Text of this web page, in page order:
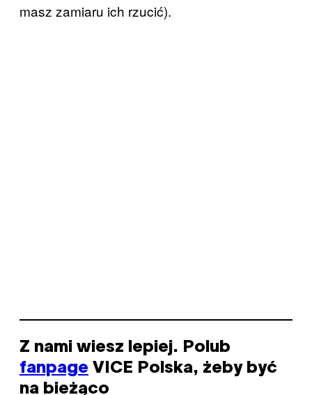
masz zamiaru ich rzucić).
Z nami wiesz lepiej. Polub
fanpage VICE Polska, żeby być
na bieżąco